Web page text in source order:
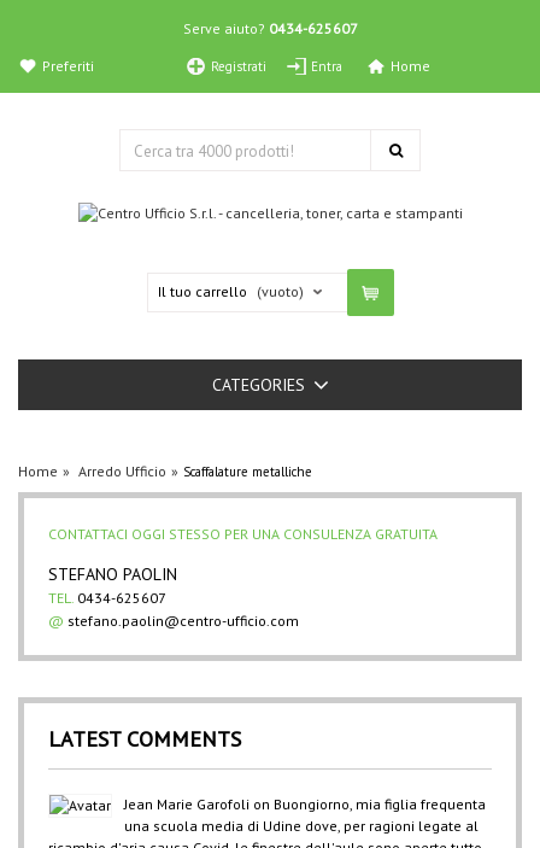
Serve aiuto? 0434-625607
Registrati Entra
Preferiti Home
Il tuo carrello (vuoto)
CATEGORIES
Home Arredo Ufficio Scaffalature metalliche
CONTATTACI OGGI STESSO PER UNA CONSULENZA GRATUITA
STEFANO PAOLIN
TEL.
0434-625607
@ stefano.paolin@centro-ufficio.com
LATEST COMMENTS
Jean Marie Garofoli on Buongiorno, mia figlia frequenta
una scuola media di Udine dove, per ragioni legate al